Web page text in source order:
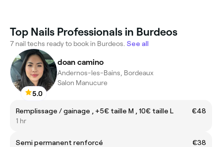
Top Nails Professionals in Burdeos
7 nail techs ready to book in Burdeos. See all
5.0
doan camino
Andernos-les-Bains, Bordeaux
Salon Manucure
Remplissage / gainage , +5€ taille M , 10€ taille L
€48
1 hr
Semi permanent renforcé
€38